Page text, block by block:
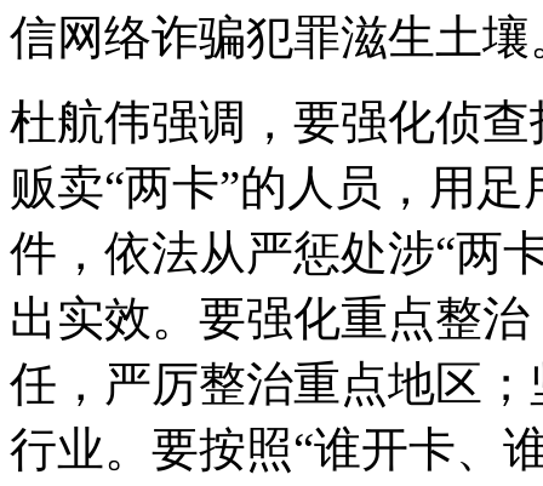
信网络诈骗犯罪滋生土壤
杜航伟强调，要强化侦
贩卖“两卡”的人员，用
件，依法从严惩处涉“两
出实效。要强化重点整
任，严厉整治重点地区
行业。要按照“谁开卡、